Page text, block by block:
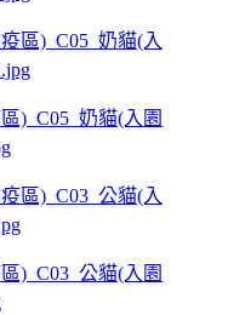
)_C05_奶貓(入園
)_C03_公貓(入園